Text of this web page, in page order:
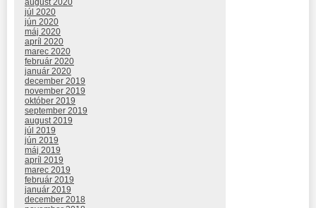
júl 2020
jún 2020
máj 2020
apríl 2020
marec 2020
február 2020
január 2020
december 2019
november 2019
október 2019
september 2019
august 2019
júl 2019
jún 2019
máj 2019
apríl 2019
marec 2019
február 2019
január 2019
december 2018